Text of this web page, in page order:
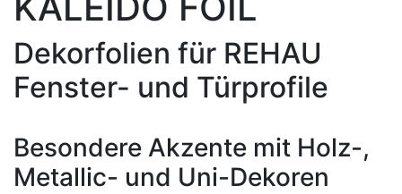
Dekorfolien für REHAU
Fenster- und Türprofile
Besondere Akzente mit Holz-,
Metallic- und Uni-Dekoren